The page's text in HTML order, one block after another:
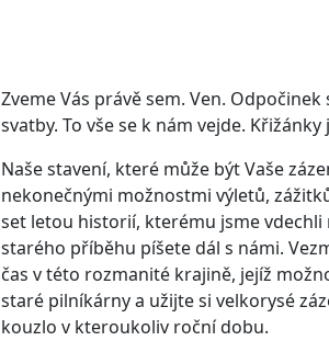
Zveme Vás právě sem. Ven.
svatby. To vše se k nám vejde.
Naše stavení, které může být Vaše
nekonečnými možnostmi výletů,
set letou historií, kterému jsme vdechli
starého příběhu píšete dál s námi.
čas v této rozmanité krajině, jejíž
staré pilníkárny a užijte si velkorysé
kouzlo v kteroukoliv roční dobu.